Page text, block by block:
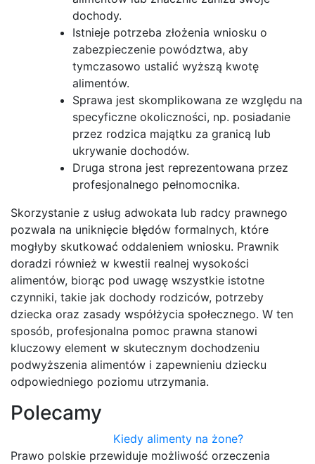
dochody.
Istnieje potrzeba złożenia wniosku o
zabezpieczenie powództwa, aby
tymczasowo ustalić wyższą kwotę
alimentów.
Sprawa jest skomplikowana ze względu na
specyficzne okoliczności, np. posiadanie
przez rodzica majątku za granicą lub
ukrywanie dochodów.
Druga strona jest reprezentowana przez
profesjonalnego pełnomocnika.
Skorzystanie z usług adwokata lub radcy prawnego
pozwala na uniknięcie błędów formalnych, które
mogłyby skutkować oddaleniem wniosku. Prawnik
doradzi również w kwestii realnej wysokości
alimentów, biorąc pod uwagę wszystkie istotne
czynniki, takie jak dochody rodziców, potrzeby
dziecka oraz zasady współżycia społecznego. W ten
sposób, profesjonalna pomoc prawna stanowi
kluczowy element w skutecznym dochodzeniu
podwyższenia alimentów i zapewnieniu dziecku
odpowiedniego poziomu utrzymania.
Polecamy
Kiedy alimenty na żone?
Prawo polskie przewiduje możliwość orzeczenia